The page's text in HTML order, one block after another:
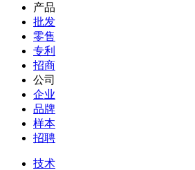
产品
批发
零售
专利
招商
公司
企业
品牌
样本
招聘
技术